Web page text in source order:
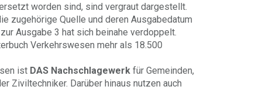
worden sind, sind vergraut dargestellt.
zugehörige Quelle und deren Ausgabedatum
Ausgabe 3 hat sich beinahe verdoppelt.
Verkehrswesen mehr als 18.500
ist DAS Nachschlagewerkfür Gemeinden,
Ziviltechniker. Darüber hinaus nutzen auch